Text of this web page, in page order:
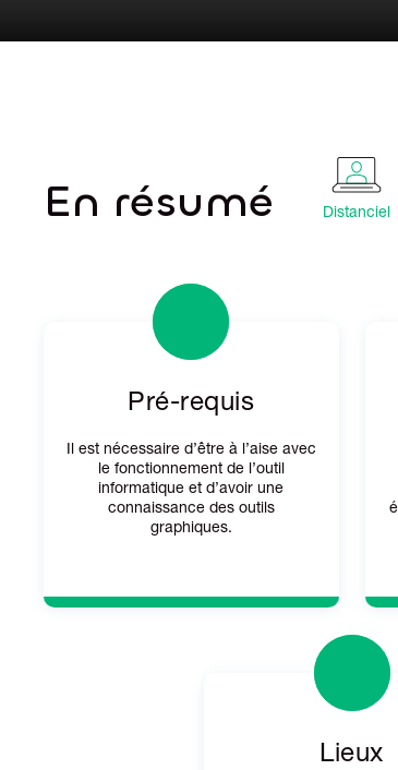
En résumé Distanciel
Pré-requis
Il est nécessaire d’être à l’aise avec
le fonctionnement de l’outil
informatique et d’avoir une
connaissance des outils
graphiques.
Lieux